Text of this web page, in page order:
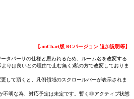
【amChart版 RCバージョン 追加説明等】
タパーサの仕様と思われるため、ルーム名を改変する
りは良いとの理由で止む無く)私の方で改変しておりま
して頂くと、凡例領域のスクロールバーが表示されま
明な為、対応予定は未定です。暫く非アクティブ状態